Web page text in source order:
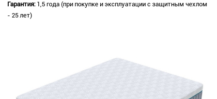
Гарантия: 1,5 года (при покупке и эксплуатации с защитным чехлом
- 25 лет)